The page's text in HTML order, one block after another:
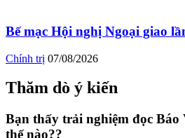
Bế mạc Hội nghị Ngoại giao
Chính trị 07/08/2026
Thăm dò ý kiến
Bạn thấy trải nghiệm đọc
thế nào??